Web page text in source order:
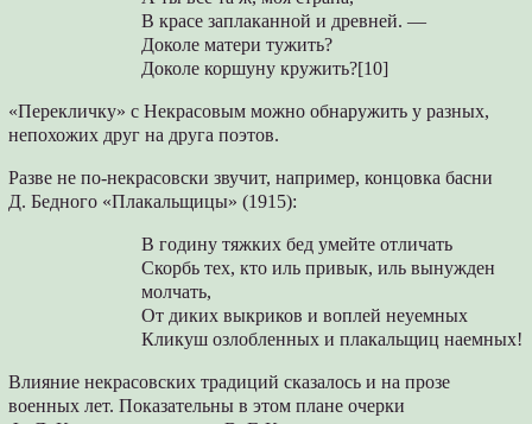
В красе заплаканной и древней. —
Доколе матери тужить?
Доколе коршуну кружить?[10]
«Перекличку» с Некрасовым можно обнаружить у разных,
непохожих друг на друга поэтов.
Разве не по-некрасовски звучит, например, концовка басни
Д. Бедного «Плакальщицы» (1915):
В годину тяжких бед умейте отличать
Скорбь тех, кто иль привык, иль вынужден
молчать,
От диких выкриков и воплей неуемных
Кликуш озлобленных и плакальщиц наемных!
Влияние некрасовских традиций сказалось и на прозе
военных лет. Показательны в этом плане очерки